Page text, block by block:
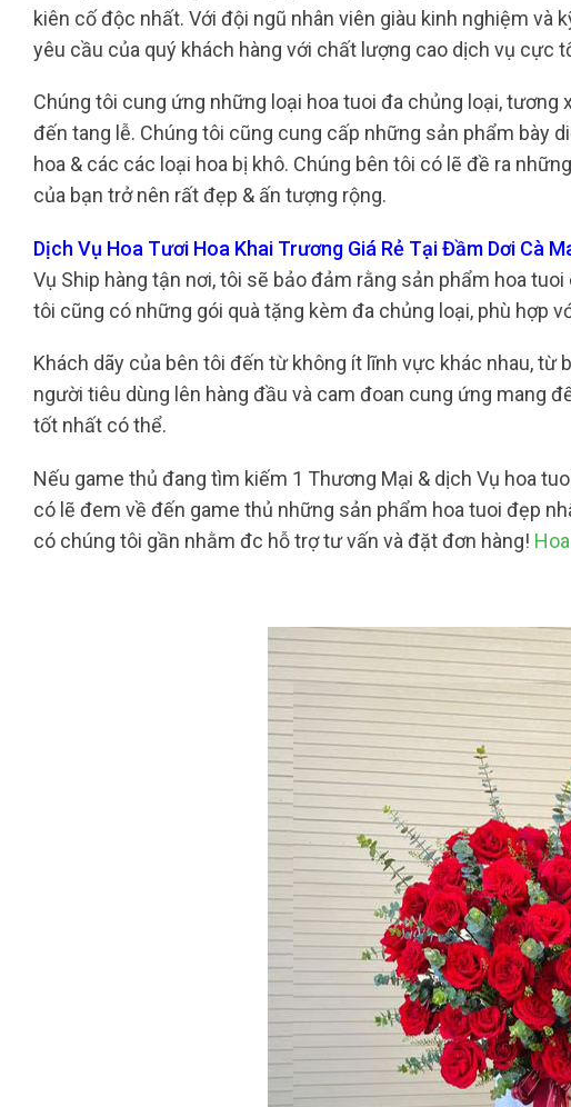
kiên cố độc nhất. Với đội ngũ nhân viên giàu kinh nghiệm và
yêu cầu của quý khách hàng với chất lượng cao dịch vụ cực
Chúng tôi cung ứng những loại hoa tuoi đa chủng loại,
đến tang lễ. Chúng tôi cũng cung cấp những sản phẩm bày
hoa & các các loại hoa bị khô. Chúng bên tôi có lẽ đề ra
của bạn trở nên rất đẹp & ấn tượng rộng.
Dịch Vụ Hoa Tươi Hoa Khai Trương Giá Rẻ Tại Đầm Dơi Cà
Vụ Ship hàng tận nơi, tôi sẽ bảo đảm rằng sản phẩm hoa
tôi cũng có những gói quà tặng kèm đa chủng loại, phù hợp
Khách dãy của bên tôi đến từ không ít lĩnh vực khác nhau,
người tiêu dùng lên hàng đầu và cam đoan cung ứng mang
tốt nhất có thể.
Nếu game thủ đang tìm kiếm 1 Thương Mại & dịch Vụ hoa
có lẽ đem về đến game thủ những sản phẩm hoa tuoi đẹp
có chúng tôi gần nhằm đc hỗ trợ tư vấn và đặt đơn hàng!